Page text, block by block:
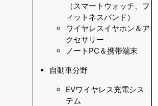
（スマートウォッチ、フ
ィットネスバンド）
ワイヤレスイヤホン＆ア
クセサリー
ノートPC＆携帯端末
自動車分野
EVワイヤレス充電シス
テム